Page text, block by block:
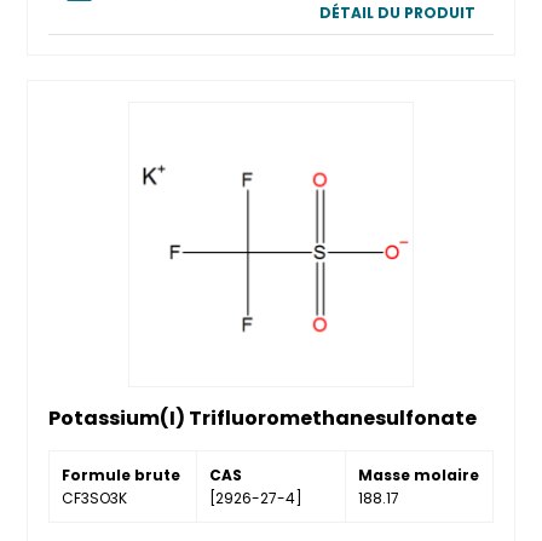
DÉTAIL DU PRODUIT
Potassium(I) Trifluoromethanesulfonate
Formule brute
CF3SO3K
CAS
[2926-27-4]
Masse molaire
188.17